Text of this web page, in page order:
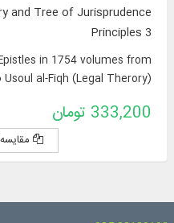
and Tree of Jurisprudence
Principles 3
in 1754 volumes from
al-Fiqh (Legal Therory)
333,200 تومان